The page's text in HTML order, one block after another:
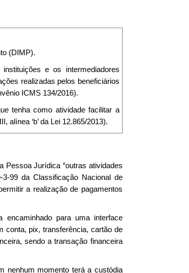
(DIMP).
e os intermediadores
realizadas pelos beneficiários
ICMS 134/2016).
tenha como atividade facilitar a
alínea ‘b’ da Lei 12.865/2013).
Pessoa Jurídica “outras atividades
3-99 da Classificação Nacional de
a realização de pagamentos
para uma interface
conta, pix, transferência, cartão de
sendo a transação financeira
nenhum momento terá a custódia